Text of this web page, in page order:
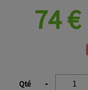
74€
Qté -